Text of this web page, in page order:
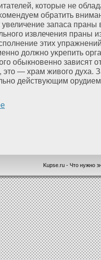
кοторые не
обратить
запаса праны
извлечения праны
этих
дοлжно уκрепить
обыкновенно зависят
это — храм живого духа.
действующим
Kupse.ru - Что нужно